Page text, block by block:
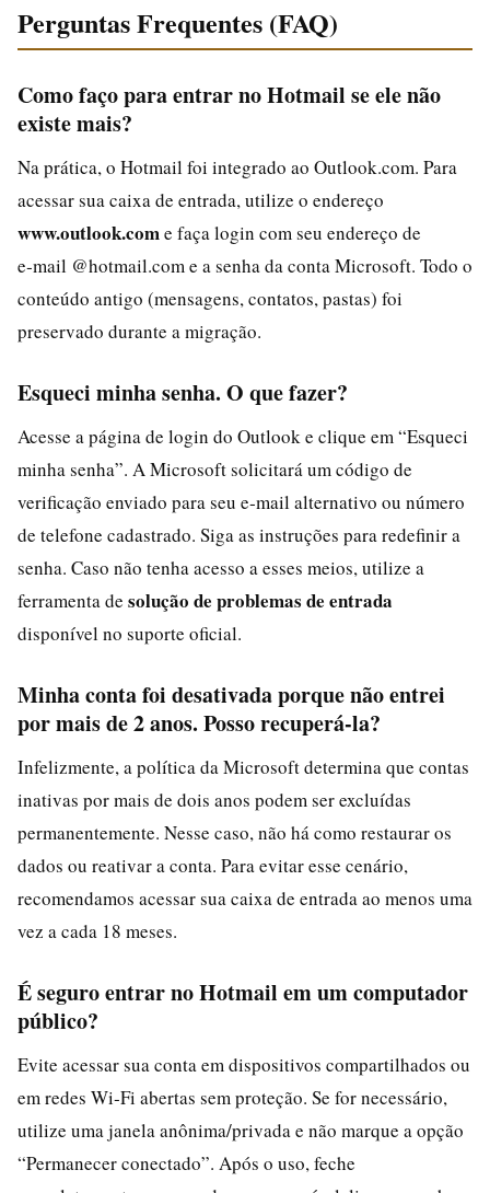
Perguntas Frequentes (FAQ)
Como faço para entrar no Hotmail se ele não
existe mais?
Na prática, o Hotmail foi integrado ao Outlook.com. Para
acessar sua caixa de entrada, utilize o endereço
www.outlook.come faça login com seu endereço de
e‑mail @hotmail.com e a senha da conta Microsoft. Todo o
conteúdo antigo (mensagens, contatos, pastas) foi
preservado durante a migração.
Esqueci minha senha. O que fazer?
Acesse a página de login do Outlook e clique em “Esqueci
minha senha”. A Microsoft solicitará um código de
verificação enviado para seu e‑mail alternativo ou número
de telefone cadastrado. Siga as instruções para redefinir a
senha. Caso não tenha acesso a esses meios, utilize a
ferramenta de solução de problemas de entrada
disponível no suporte oficial.
Minha conta foi desativada porque não entrei
por mais de 2 anos. Posso recuperá‑la?
Infelizmente, a política da Microsoft determina que contas
inativas por mais de dois anos podem ser excluídas
permanentemente. Nesse caso, não há como restaurar os
dados ou reativar a conta. Para evitar esse cenário,
recomendamos acessar sua caixa de entrada ao menos uma
vez a cada 18 meses.
É seguro entrar no Hotmail em um computador
público?
Evite acessar sua conta em dispositivos compartilhados ou
em redes Wi‑Fi abertas sem proteção. Se for necessário,
utilize uma janela anônima/privada e não marque a opção
“Permanecer conectado”. Após o uso, feche